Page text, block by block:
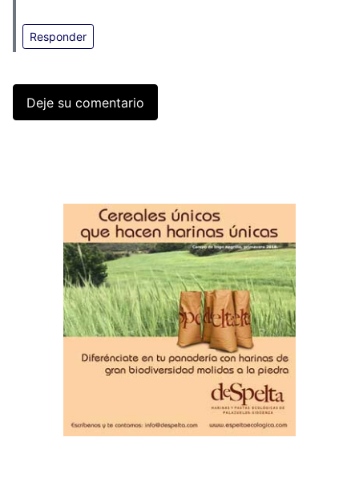
Responder
Deje su comentario